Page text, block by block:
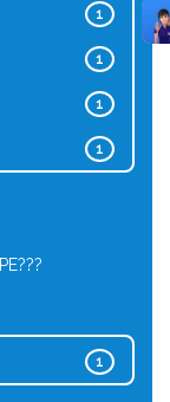
1
1
1
1
1